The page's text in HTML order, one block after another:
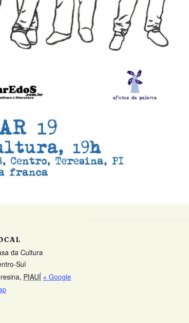
da Cultura
Sul
, PIAUÍ + Google